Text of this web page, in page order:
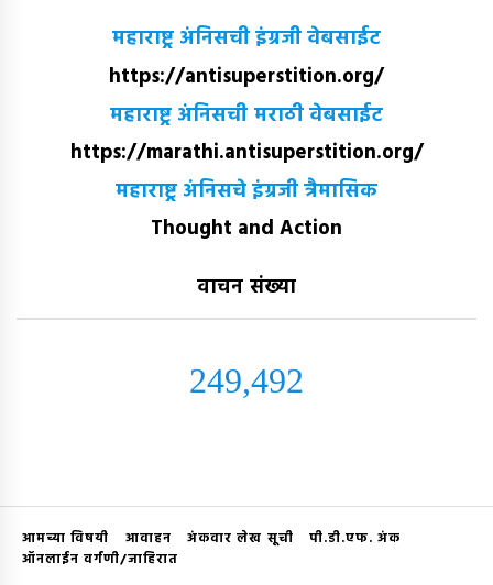
महाराष्ट्र अंनिसची इंग्रजी वेबसाईट
https://antisuperstition.org/
महाराष्ट्र अंनिसची मराठी वेबसाईट
https://marathi.antisuperstition.org/
महाराष्ट्र अंनिसचे इंग्रजी त्रैमासिक
Thought and Action
वाचन संख्या
249,492
आमच्या विषयी आवाहन अंकवार लेख सूची
पी.डी.एफ. अंक
ऑनलाईन वर्गणी/जाहिरात